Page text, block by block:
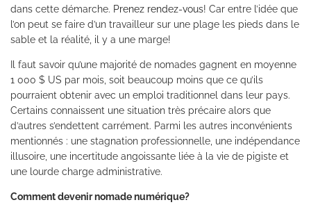
dans cette démarche. Prenez rendez-vous! Car entre l’idée que
l’on peut se faire d’un travailleur sur une plage les pieds dans le
sable et la réalité, il y a une marge!
Il faut savoir qu’une majorité de nomades gagnent en moyenne
1 000 $ US par mois, soit beaucoup moins que ce qu’ils
pourraient obtenir avec un emploi traditionnel dans leur pays.
Certains connaissent une situation très précaire alors que
d’autres s’endettent carrément. Parmi les autres inconvénients
mentionnés : une stagnation professionnelle, une indépendance
illusoire, une incertitude angoissante liée à la vie de pigiste et
une lourde charge administrative.
Comment devenir nomade numérique?